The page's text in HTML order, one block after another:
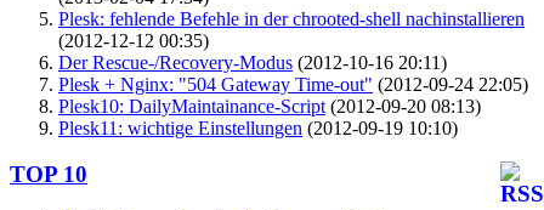
Plesk: fehlende Befehle in der chrooted-shell nachinstallieren
(2012-12-12 00:35)
Der Rescue-/Recovery-Modus (2012-10-16 20:11)
Plesk + Nginx: "504 Gateway Time-out" (2012-09-24 22:05)
Plesk10: DailyMaintainance-Script (2012-09-20 08:13)
Plesk11: wichtige Einstellungen (2012-09-19 10:10)
TOP 10